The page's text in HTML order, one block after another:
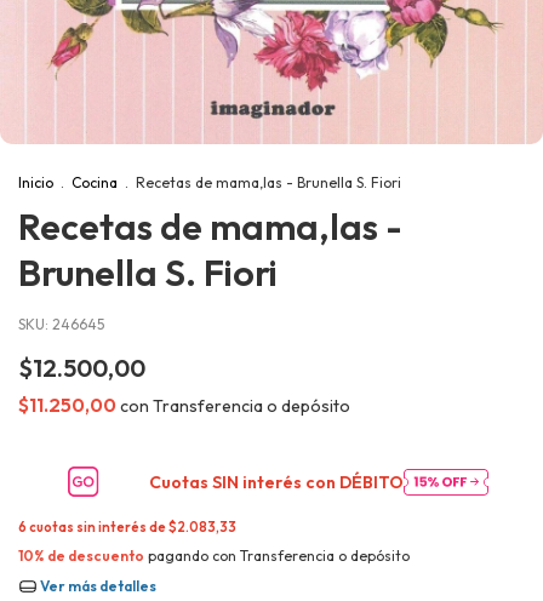
Inicio . Cocina . Recetas de mama,las - Brunella S. Fiori
Recetas de mama,las -
Brunella S. Fiori
SKU: 246645
$12.500,00
$11.250,00 con Transferencia o depósito
Cuotas SIN interés con DÉBITO
6 cuotas sin interés de$2.083,33
10% de descuento pagando con Transferencia o depósito
Ver más detalles